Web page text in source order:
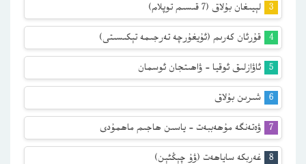
لېيىغان بۇلاق (7 قىسىم توپلام)
قۇرئان كەرىم (ئۇيغۇرچە تەرجىمە تېكىسىتى)
ئاۋازلىق ئوقيا – ۋاھىتجان ئوسمان
شىرىن بۇلاق
ۋەتەنگە مۇھەببەت – ياسىن ھاجىم ماھمۇدى
غەربكە ساياھەت (ۋۇ چېڭئېن)